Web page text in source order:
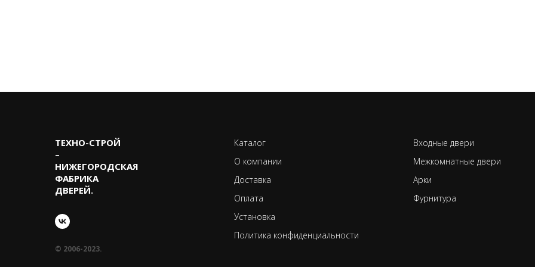
ТЕХНО-CТРОЙ
–
НИЖЕГОРОДСКАЯ
ФАБРИКА
ДВЕРЕЙ.
© 2006-2023.
Каталог
О компании
Доставка
Оплата
Установка
Политика конфиденциальности
Входные двери
Межкомнатные двери
Арки
Фурнитура